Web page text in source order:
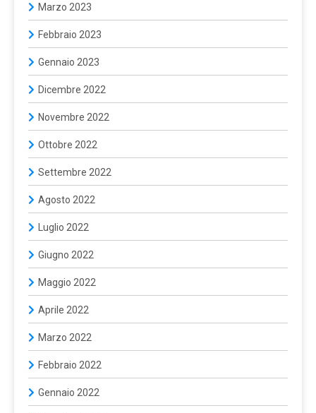
Marzo 2023
Febbraio 2023
Gennaio 2023
Dicembre 2022
Novembre 2022
Ottobre 2022
Settembre 2022
Agosto 2022
Luglio 2022
Giugno 2022
Maggio 2022
Aprile 2022
Marzo 2022
Febbraio 2022
Gennaio 2022